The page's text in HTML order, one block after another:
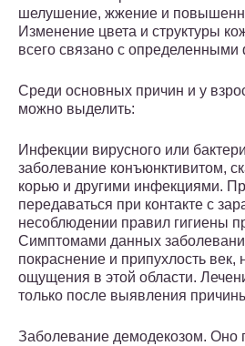
шелушение, жжение и
Изменение цвета и структуры
всего связано с определенными
Среди основных причин и у
можно выделить:
Инфекции вирусного или
заболевание конъюнктивитом,
корью и другими инфекциями.
передаваться при контакте с
несоблюдении правил гигиены
Симптомами данных
покраснение и припухлость
ощущения в этой области.
только после выявления
Заболевание демодекозом. Оно